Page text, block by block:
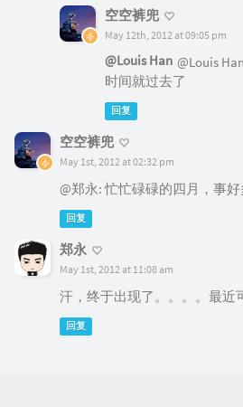
空空裤兜
May 12th, 2012 at 09:05 pm
@Louis Han @Louis
时间就过去了
回复
空空裤兜
May 1st, 2012 at 02:32 pm
@郑永: 忙忙碌碌的四月，事好
回复
郑永
May 1st, 2012 at 11:08 am
汗，终于出现了。。。。最近
回复